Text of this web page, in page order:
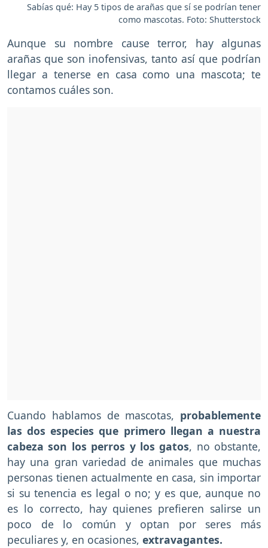
Sabías qué: Hay 5 tipos de arañas que sí se podrían tener
como mascotas. Foto: Shutterstock
Aunque su nombre cause terror, hay algunas
arañas que son inofensivas, tanto así que podrían
llegar a tenerse en casa como una mascota; te
contamos cuáles son.
Cuando hablamos de mascotas, probablemente
las dos especies que primero llegan a nuestra
cabeza son los perros y los gatos, no obstante,
hay una gran variedad de animales que muchas
personas tienen actualmente en casa, sin importar
si su tenencia es legal o no; y es que, aunque no
es lo correcto, hay quienes prefieren salirse un
poco de lo común y optan por seres más
peculiares y, en ocasiones, extravagantes.